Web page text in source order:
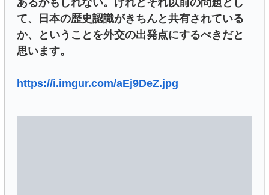
あるかもしれない。けれどそれ以前の問題とし
て、日本の歴史認識がきちんと共有されている
か、ということを外交の出発点にするべきだと
思います。
https://i.imgur.com/aEj9DeZ.jpg